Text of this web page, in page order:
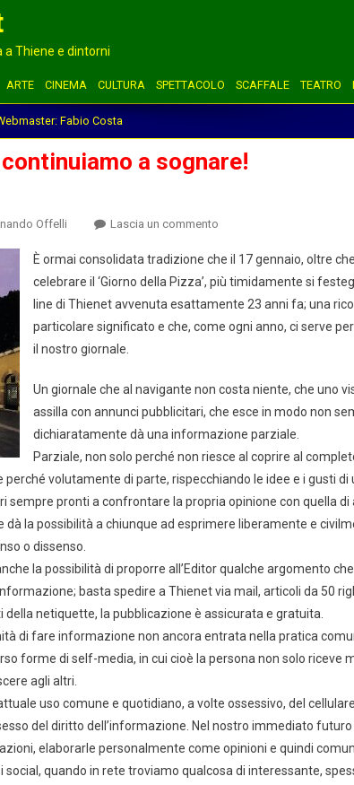
a Thiene e dintorni
ARTE CINEMA CULTURA SPETTACOLO SCAFFALE TEATRO
Fabio Costa
a sognare!
Offelli Lascia un commento
23:
noi
continuiamo
a
È ormai consolidata tradizione che il 17 gennaio, oltre
celebrare il ‘Giorno della Pizza’, più timidamente si
line di Thienet avvenuta esattamente 23 anni fa; una
particolare significato e che, come ogni anno, ci serve
il nostro giornale.
Un giornale che al navigante non costa niente, che uno
assilla con annunci pubblicitari, che esce in modo non
dichiaratamente dà una informazione parziale.
Parziale, non solo perché non riesce al coprire al
volutamente di parte, rispecchiando le idee e i gusti di
sempre pronti a confrontare la propria opinione con quella
la possibilità a chiunque ad esprimere liberamente e
o dissenso.
la possibilità di proporre all’Editor qualche argomento
basta spedire a Thienet via mail, articoli da 50
netiquette, la pubblicazione è assicurata e gratuita.
di fare informazione non ancora entrata nella pratica
forme di self-media, in cui cioè la persona non solo riceve
agli altri.
uso comune e quotidiano, a volte ossessivo, del
del diritto dell’informazione. Nel nostro immediato
elaborarle personalmente come opinioni e quindi
quando in rete troviamo qualcosa di interessante,